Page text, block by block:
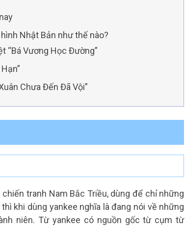
Nhật Bản như thế nào?
“Bá Vương Học Đường”
Chưa Đến Đã Vội”
tranh Nam Bắc Triều, dùng để chỉ những
khi dùng yankee nghĩa là đang nói về những
niên. Từ yankee có nguồn gốc từ cụm từ